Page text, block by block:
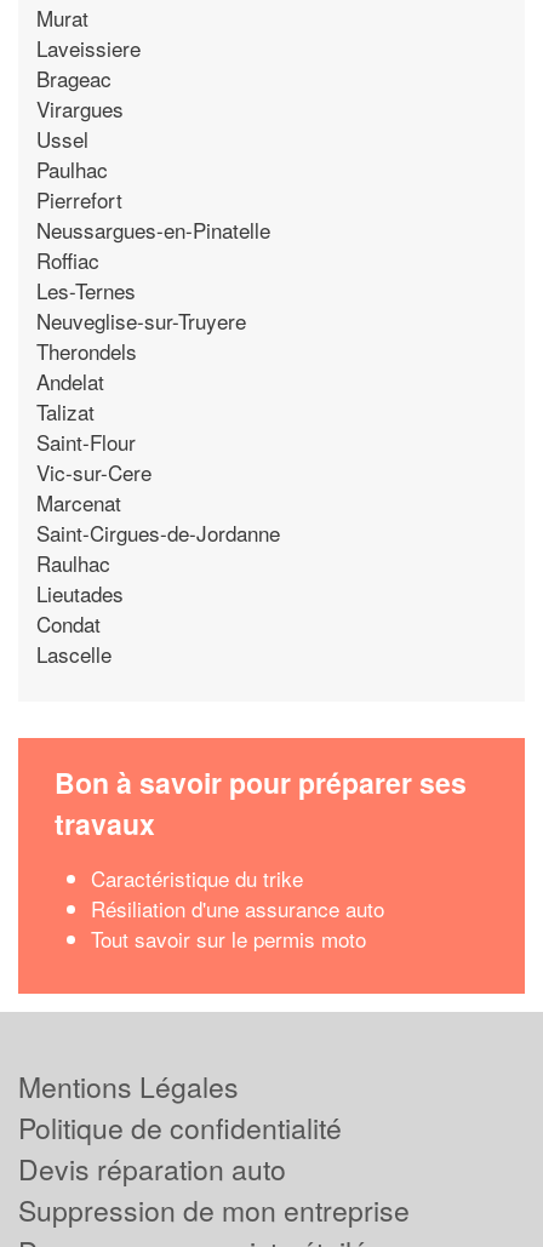
Murat
Laveissiere
Brageac
Virargues
Ussel
Paulhac
Pierrefort
Neussargues-en-Pinatelle
Roffiac
Les-Ternes
Neuveglise-sur-Truyere
Therondels
Andelat
Talizat
Saint-Flour
Vic-sur-Cere
Marcenat
Saint-Cirgues-de-Jordanne
Raulhac
Lieutades
Condat
Lascelle
Bon à savoir pour préparer ses
travaux
Caractéristique du trike
Résiliation d'une assurance auto
Tout savoir sur le permis moto
Mentions Légales
Politique de confidentialité
Devis réparation auto
Suppression de mon entreprise